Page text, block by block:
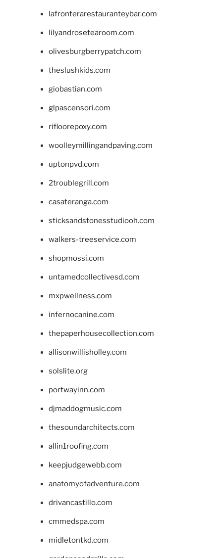
lafronterarestauranteybar.com
lilyandrosetearoom.com
olivesburgberrypatch.com
theslushkids.com
giobastian.com
glpascensori.com
rifloorepoxy.com
woolleymillingandpaving.com
uptonpvd.com
2troublegrill.com
casateranga.com
sticksandstonesstudiooh.com
walkers-treeservice.com
shopmossi.com
untamedcollectivesd.com
mxpwellness.com
infernocanine.com
thepaperhousecollection.com
allisonwillisholley.com
solslite.org
portwayinn.com
djmaddogmusic.com
thesoundarchitects.com
allin1roofing.com
keepjudgewebb.com
anatomyofadventure.com
drivancastillo.com
cmmedspa.com
midletontkd.com